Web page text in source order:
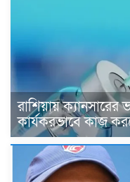
রাশিয়ায় ক্যানসারের
কার্যকরভাবে কাজ